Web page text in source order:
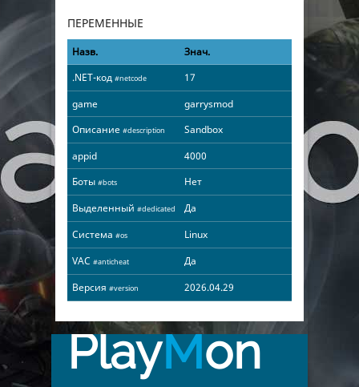
ПЕРЕМЕННЫЕ
Назв.
Знач.
.NET-код #netcode
17
game
garrysmod
Описание #description
Sandbox
appid
4000
Боты #bots
Нет
Выделенный #dedicated
Да
Система #os
Linux
VAC #anticheat
Да
Версия #version 2026.04.29
PlayMon